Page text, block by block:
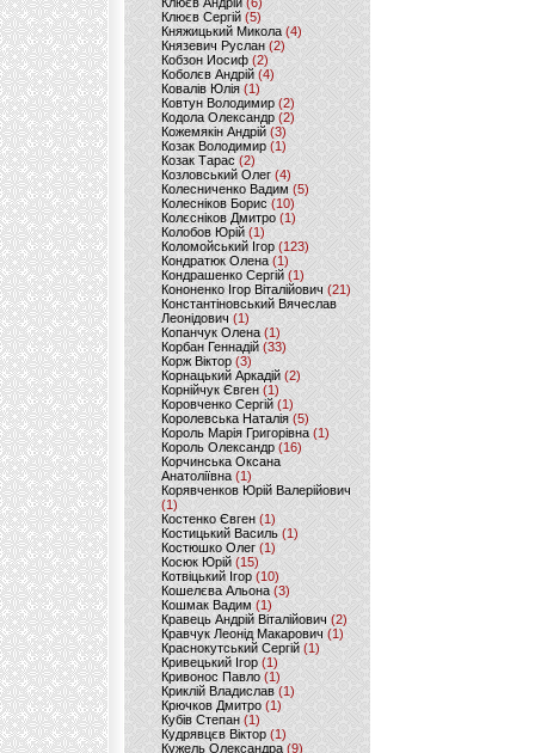
Клюєв Сергій (5)
Княжицький Микола(4)
Князевич Руслан (2)
Кобзон Иосиф(2)
Коболєв Андрій (4)
Ковалів Юлія(1)
Ковтун Володимир (2)
Кодола Олександр (2)
Кожемякін Андрій (3)
Козак Володимир (1)
Козак Тарас (2)
Козловський Олег(4)
Колесниченко Вадим (5)
Колесніков Борис (10)
Колєсніков Дмитро (1)
Колобов Юрій (1)
Коломойський Ігор (123)
Кондратюк Олена(1)
Кондрашенко Сергій (1)
Кононенко Ігор Віталійович (21)
Константіновський Вячеслав
Леонідович (1)
Копанчук Олена (1)
Корбан Геннадій (33)
Корж Віктор (3)
Корнацький Аркадій (2)
Корнійчук Євген (1)
Коровченко Сергій (1)
Королевська Наталія(5)
Король Марія Григорівна (1)
Король Олександр (16)
Корчинська Оксана
Анатоліївна (1)
Корявченков Юрій Валерійович
(1)
Костенко Євген (1)
Костицький Василь (1)
Костюшко Олег (1)
Косюк Юрій (15)
Котвіцький Ігор (10)
Кошелєва Альона(3)
Кошмак Вадим (1)
Кравець Андрій Віталійович (2)
Кравчук Леонід Макарович (1)
Краснокутський Сергій (1)
Кривецький Ігор (1)
Кривонос Павло (1)
Криклій Владислав (1)
Крючков Дмитро(1)
Кубів Степан(1)
Кудрявцєв Віктор (1)
Кужель Олександра (9)